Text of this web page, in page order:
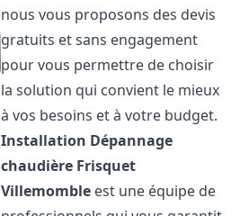
nous vous proposons des devis
gratuits et sans engagement
pour vous permettre de choisir
la solution qui convient le mieux
à vos besoins et à votre budget.
Installation Dépannage
chaudière Frisquet
Villemomble est une équipe de